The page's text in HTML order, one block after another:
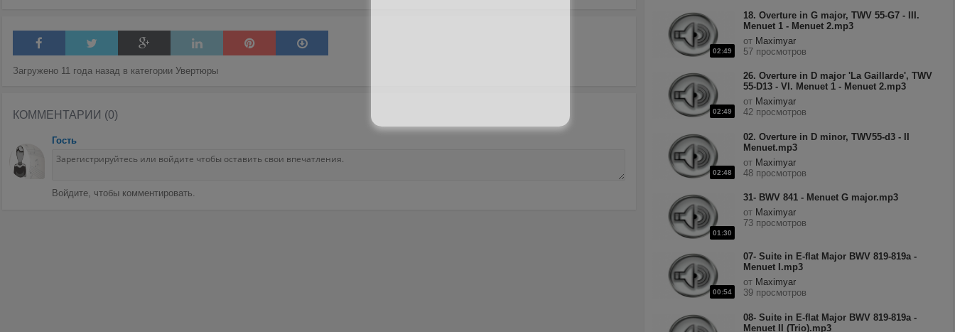
02:49
18. Overture in G major, TWV 55-G7 - III.
Menuet 1 - Menuet 2.mp3
от Maximyar
57 просмотров
02:49
26. Overture in D major 'La Gaillarde', TWV
55-D13 - VI. Menuet 1 - Menuet 2.mp3
от Maximyar
42 просмотров
02:48
02. Overture in D minor, TWV55-d3 - II
Menuet.mp3
от Maximyar
48 просмотров
01:30
31- BWV 841 - Menuet G major.mp3
от Maximyar
73 просмотров
00:54
07- Suite in E-flat Major BWV 819-819a -
Menuet I.mp3
от Maximyar
39 просмотров
08- Suite in E-flat Major BWV 819-819a -
Menuet II (Trio).mp3
Загружено 11 года назад в категорииУвертюры
КОММЕНТАРИИ (0)
Гость
Войдите, чтобы комментировать.